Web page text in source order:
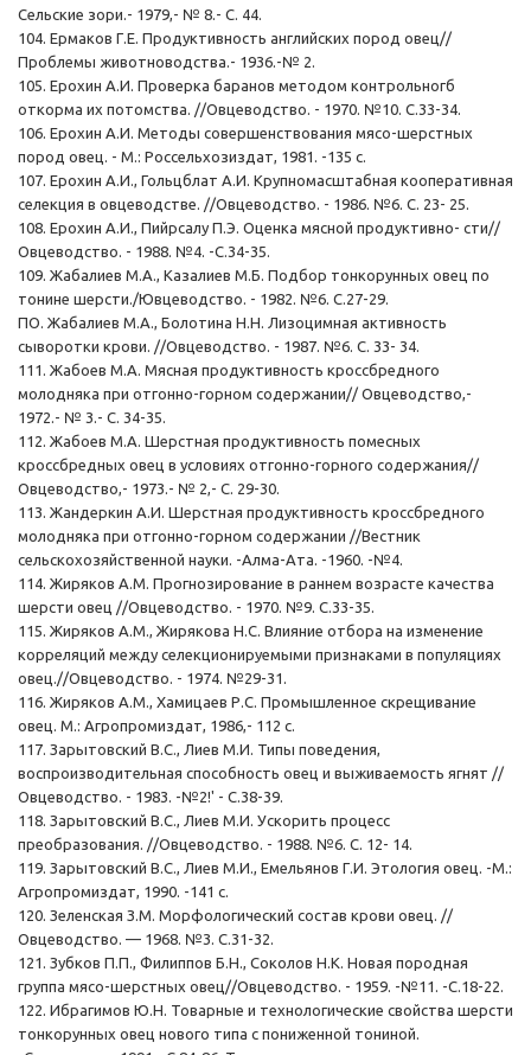
Сельские зори.- 1979,- № 8.- С. 44.
104. Ермаков Г.Е. Продуктивность английских пород овец//
Проблемы животноводства.- 1936.-№ 2.
105. Ерохин А.И. Проверка баранов методом контрольногб
откорма их потомства. //Овцеводство. - 1970. №10. С.33-34.
106. Ерохин А.И. Методы совершенствования мясо-шерстных
пород овец. - М.: Россельхозиздат, 1981. -135 с.
107. Ерохин А.И., Гольцблат А.И. Крупномасштабная кооперативная
селекция в овцеводстве. //Овцеводство. - 1986. №6. С. 23- 25.
108. Ерохин А.И., Пийрсалу П.Э. Оценка мясной продуктивно- сти//
Овцеводство. - 1988. №4. -С.34-35.
109. Жабалиев М.А., Казалиев М.Б. Подбор тонкорунных овец по
тонине шерсти./Ювцеводство. - 1982. №6. С.27-29.
ПО. Жабалиев М.А., Болотина Н.Н. Лизоцимная активность
сыворотки крови. //Овцеводство. - 1987. №6. С. 33- 34.
111. Жабоев М.А. Мясная продуктивность кроссбредного
молодняка при отгонно-горном содержании// Овцеводство,-
1972.- № 3.- С. 34-35.
112. Жабоев М.А. Шерстная продуктивность помесных
кроссбредных овец в условиях отгонно-горного содержания//
Овцеводство,- 1973.- № 2,- С. 29-30.
113. Жандеркин А.И. Шерстная продуктивность кроссбредного
молодняка при отгонно-горном содержании //Вестник
сельскохозяйственной науки. -Алма-Ата. -1960. -№4.
114. Жиряков А.М. Прогнозирование в раннем возрасте качества
шерсти овец //Овцеводство. - 1970. №9. С.33-35.
115. Жиряков А.М., Жирякова Н.С. Влияние отбора на изменение
корреляций между селекционируемыми признаками в популяциях
овец.//Овцеводство. - 1974. №29-31.
116. Жиряков А.М., Хамицаев Р.С. Промышленное скрещивание
овец. М.: Агропромиздат, 1986,- 112 с.
117. Зарытовский В.С., Лиев М.И. Типы поведения,
воспроизводительная способность овец и выживаемость ягнят //
Овцеводство. - 1983. -№2!' - С.38-39.
118. Зарытовский В.С., Лиев М.И. Ускорить процесс
преобразования. //Овцеводство. - 1988. №6. С. 12- 14.
119. Зарытовский В.С., Лиев М.И., Емельянов Г.И. Этология овец. -М.:
Агропромиздат, 1990. -141 с.
120. Зеленская З.М. Морфологический состав крови овец. //
Овцеводство. — 1968. №3. С.31-32.
121. Зубков П.П., Филиппов Б.Н., Соколов Н.К. Новая породная
группа мясо-шерстных овец//Овцеводство. - 1959. -№11. -С.18-22.
122. Ибрагимов Ю.Н. Товарные и технологические свойства шерсти
тонкорунных овец нового типа с пониженной тониной.